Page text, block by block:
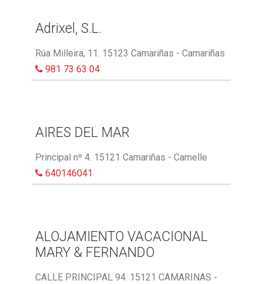
Adrixel, S.L.
Rúa Milleira, 11. 15123 Camariñas - Camariñas
981 73 63 04
AIRES DEL MAR
Principal nº 4. 15121 Camariñas - Camelle
640146041
ALOJAMIENTO VACACIONAL
MARY & FERNANDO
CALLE PRINCIPAL 94. 15121 CAMARINAS -